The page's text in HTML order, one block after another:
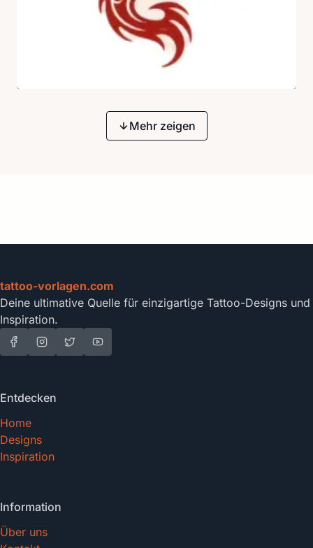
Mehr zeigen
tattoo-vorlagen.com
Deine ultimative Quelle für einzigartige Tattoo-Designs und
Inspiration.
Entdecken
Home
Designs
Inspiration
Information
Über uns